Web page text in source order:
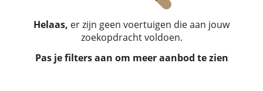
Helaas, er zijn geen voertuigen die aan jouw
zoekopdracht voldoen.
Pas je filters aan om meer aanbod te zien